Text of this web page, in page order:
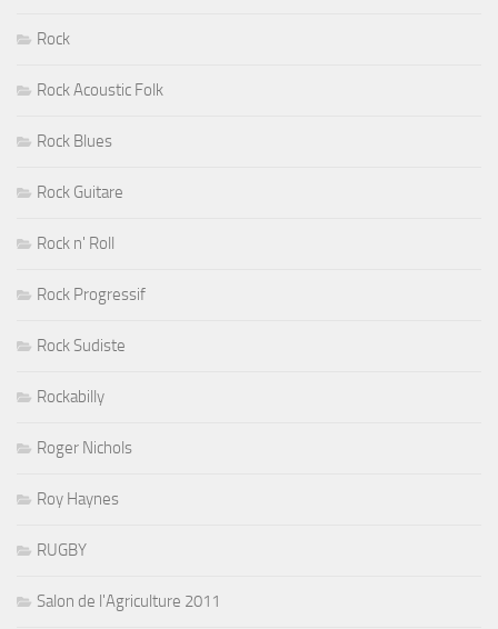
Rock
Rock Acoustic Folk
Rock Blues
Rock Guitare
Rock n' Roll
Rock Progressif
Rock Sudiste
Rockabilly
Roger Nichols
Roy Haynes
RUGBY
Salon de l'Agriculture 2011